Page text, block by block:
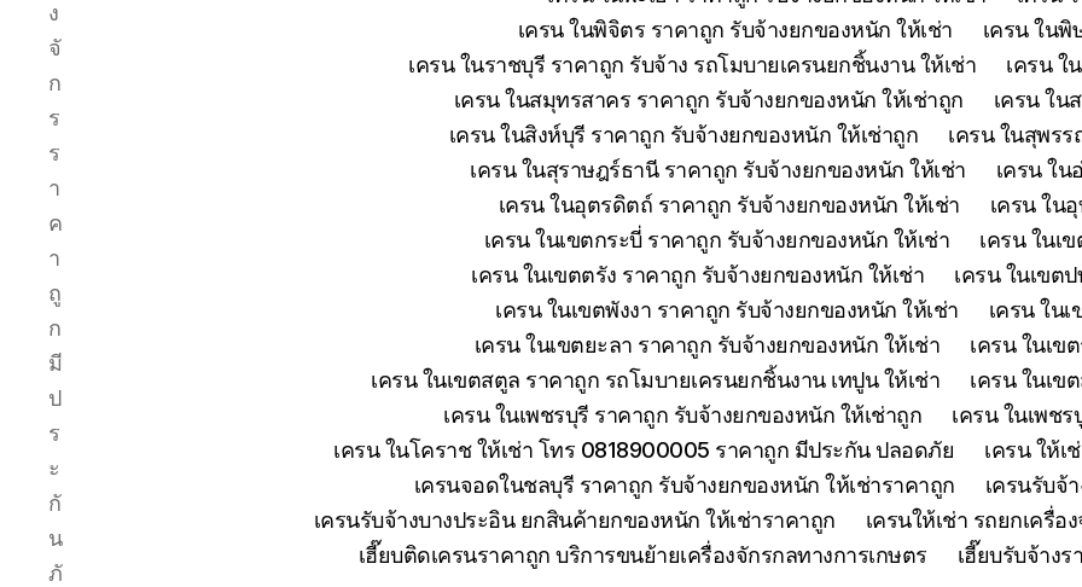
ง
จั
ก
ร
ร
า
ค
า
ถู
ก
มี
ป
ร
ะ
กั
น
ภั
เครน ในพิจิตร ราคาถูก รับจ้างยกของหนัก ให้เช่า
เครน ใน
เครน ในราชบุรี ราคาถูก รับจ้าง รถโมบายเครนยกชิ้นงาน ให้เช่า
เครน ใ
เครน ในสมุทรสาคร ราคาถูก รับจ้างยกของหนัก ให้เช่าถูก
เครน ใน
เครน ในสิงห์บุรี ราคาถูก รับจ้างยกของหนัก ให้เช่าถูก
เครน ในสุพร
เครน ในสุราษฎร์ธานี ราคาถูก รับจ้างยกของหนัก ให้เช่า
เครน ใน
เครน ในอุตรดิตถ์ ราคาถูก รับจ้างยกของหนัก ให้เช่า
เครน ใน
เครน ในเขตกระบี่ ราคาถูก รับจ้างยกของหนัก ให้เช่า
เครน ในเ
เครน ในเขตตรัง ราคาถูก รับจ้างยกของหนัก ให้เช่า
เครน ในเขต
เครน ในเขตพังงา ราคาถูก รับจ้างยกของหนัก ให้เช่า
เครน ใน
เครน ในเขตยะลา ราคาถูก รับจ้างยกของหนัก ให้เช่า
เครน ในเข
เครน ในเขตสตูล ราคาถูก รถโมบายเครนยกชิ้นงาน เทปูน ให้เช่า
เครน ในเข
เครน ในเพชรบุรี ราคาถูก รับจ้างยกของหนัก ให้เช่าถูก
เครน ในเพช
เครน ในโคราช ให้เช่า โทร 0818900005 ราคาถูก มีประกัน ปลอดภัย
เครน ให้เ
เครนจอดในชลบุรี ราคาถูก รับจ้างยกของหนัก ให้เช่าราคาถูก
เครนรับจ้
เครนรับจ้างบางประอิน ยกสินค้ายกของหนัก ให้เช่าราคาถูก
เครนให้เช่า รถยกเครื่
เฮี๊ยบติดเครนราคาถูก บริการขนย้ายเครื่องจักรกลทางการเกษตร
เฮี๊ยบรับจ้าง